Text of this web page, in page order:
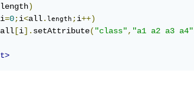
length)
i=0;i<all. length ;i++)
[i]. setAttribute( "class", "a1 a2 a3 a4"